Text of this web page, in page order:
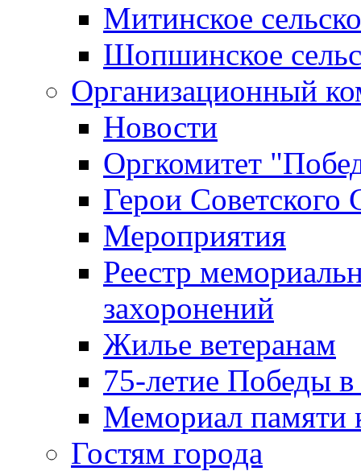
Митинское
Шопшинское
Организационный
Новости
Оргкомитет
Герои Советского
Мероприятия
Реестр
захоронений
Жилье ветеранам
75-летие Победы
Мемориал памяти
Гостям города